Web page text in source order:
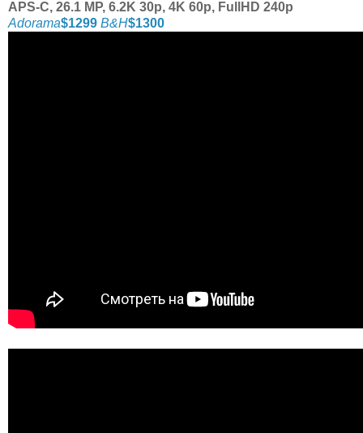
APS-C, 26.1 MP, 6.2K 30p, 4K 60p, FullHD 240p
Adorama$1299 B&H$1300